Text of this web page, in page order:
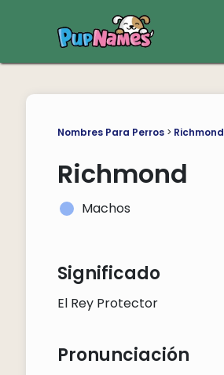
Nombres Para Perros> Richmond
Richmond
Machos
Significado
El Rey Protector
Pronunciación